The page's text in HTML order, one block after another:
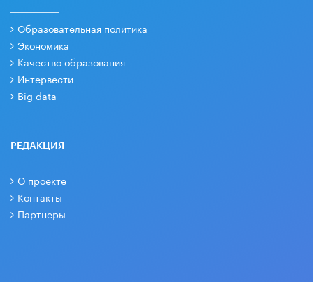
Образовательная политика
Экономика
Качество образования
Интервести
Big data
РЕДАКЦИЯ
О проекте
Контакты
Партнеры